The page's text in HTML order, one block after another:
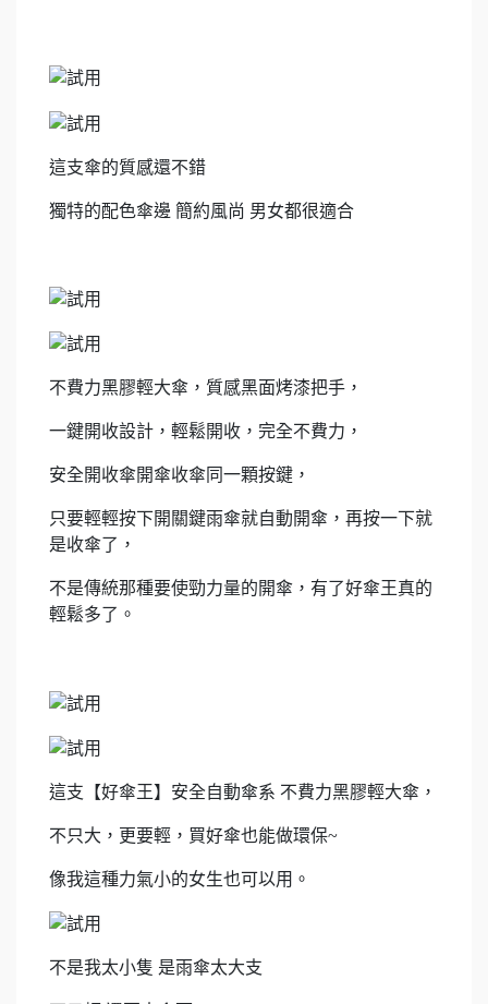
這支傘的質感還不錯
獨特的配色傘邊 簡約風尚 男女都很適合
不費力黑膠輕大傘，質感黑面烤漆把手，
一鍵開收設計，輕鬆開收，完全不費力，
安全開收傘開傘收傘同一顆按鍵，
只要輕輕按下開關鍵雨傘就自動開傘，再按一下就
是收傘了，
不是傳統那種要使勁力量的開傘，有了好傘王真的
輕鬆多了。
這支【好傘王】安全自動傘系 不費力黑膠輕大傘，
不只大，更要輕，買好傘也能做環保~
像我這種力氣小的女生也可以用。
不是我太小隻 是雨傘太大支